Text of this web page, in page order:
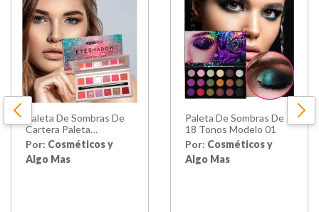
Paleta De Sombras De
Cartera Paleta
Amethyst 12 Tonos
Por: Cosméticos y
Algo Mas
Paleta De Sombras De
18 Tonos Modelo 01
Por: Cosméticos y
Algo Mas